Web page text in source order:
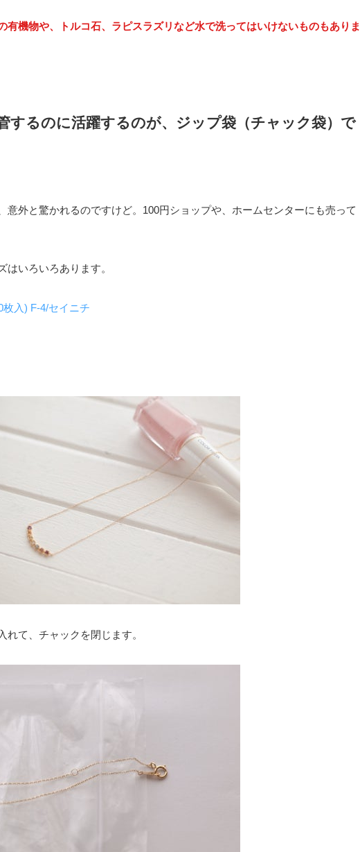
有機物や、トルコ石、ラピスラズリなど水で洗ってはいけないものもありま
するのに活躍するのが、ジップ袋（チャック袋）で
意外と驚かれるのですけど。100円ショップや、ホームセンターにも売って
はいろいろあります。
入) F-4/セイニチ
て、チャックを閉じます。